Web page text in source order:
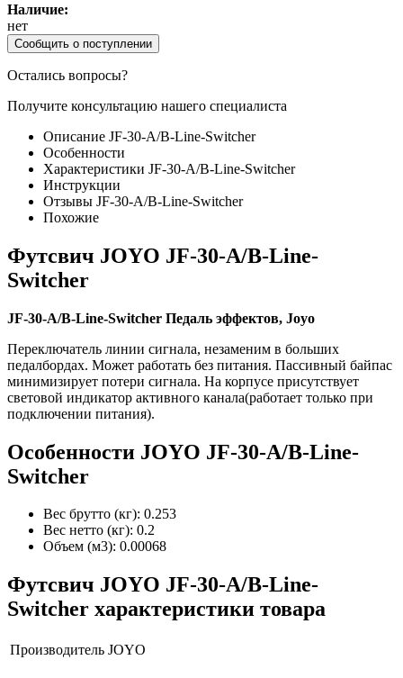
Наличие:
нет
Сообщить о поступлении
Остались вопросы?
Получите консультацию нашего специалиста
Описание JF-30-A/B-Line-Switcher
Особенности
Характеристики JF-30-A/B-Line-Switcher
Инструкции
Отзывы JF-30-A/B-Line-Switcher
Похожие
Футсвич JOYO JF-30-A/B-Line-
Switcher
JF-30-A/B-Line-Switcher Педаль эффектов, Joyo
Переключатель линии сигнала, незаменим в больших
педалбордах. Может работать без питания. Пассивный байпас
минимизирует потери сигнала. На корпусе присутствует
световой индикатор активного канала(работает только при
подключении питания).
Особенности JOYO JF-30-A/B-Line-
Switcher
Вес брутто (кг): 0.253
Вес нетто (кг): 0.2
Объем (м3): 0.00068
Футсвич JOYO JF-30-A/B-Line-
Switcher характеристики товара
Производитель JOYO